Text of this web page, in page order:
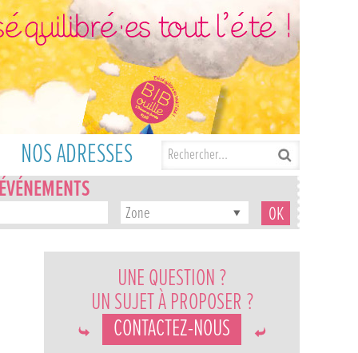
NOS ADRESSES
Zone
UNE QUESTION ?
UN SUJET À PROPOSER ?
CONTACTEZ-NOUS